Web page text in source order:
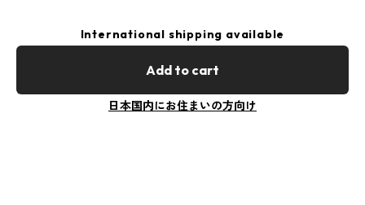
International shipping available
Add to cart
日本国内にお住まいの方向け